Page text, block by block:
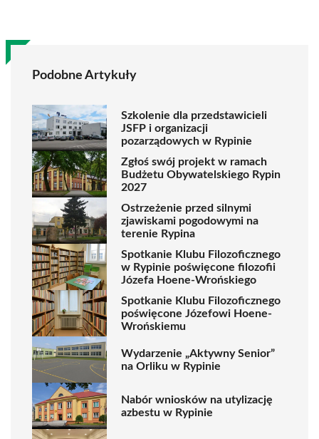
Podobne Artykuły
Szkolenie dla przedstawicieli
JSFP i organizacji
pozarządowych w Rypinie
Zgłoś swój projekt w ramach
Budżetu Obywatelskiego Rypin
2027
Ostrzeżenie przed silnymi
zjawiskami pogodowymi na
terenie Rypina
Spotkanie Klubu Filozoficznego
w Rypinie poświęcone filozofii
Józefa Hoene-Wrońskiego
Spotkanie Klubu Filozoficznego
poświęcone Józefowi Hoene-
Wrońskiemu
Wydarzenie „Aktywny Senior”
na Orliku w Rypinie
Nabór wniosków na utylizację
azbestu w Rypinie